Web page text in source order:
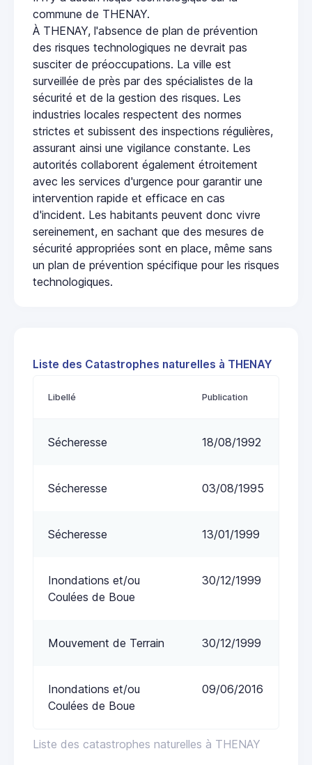
commune de THENAY.
À THENAY, l'absence de plan de prévention
des risques technologiques ne devrait pas
susciter de préoccupations. La ville est
surveillée de près par des spécialistes de la
sécurité et de la gestion des risques. Les
industries locales respectent des normes
strictes et subissent des inspections régulières,
assurant ainsi une vigilance constante. Les
autorités collaborent également étroitement
avec les services d'urgence pour garantir une
intervention rapide et efficace en cas
d'incident. Les habitants peuvent donc vivre
sereinement, en sachant que des mesures de
sécurité appropriées sont en place, même sans
un plan de prévention spécifique pour les risques
technologiques.
Liste des Catastrophes naturelles à THENAY
Liste des catastrophes naturelles à THENAY
Libellé Publication
Sécheresse 18/08/1992
Sécheresse 03/08/1995
Sécheresse 13/01/1999
Inondations et/ou
Coulées de Boue
30/12/1999
Mouvement de Terrain 30/12/1999
Inondations et/ou
Coulées de Boue
09/06/2016